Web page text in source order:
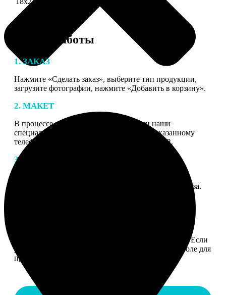
Этапы работы
1. ЗАКАЗ
Нажмите «Сделать заказ», выберите тип продукции,
загрузите фотографии, нажмите «Добавить в корзину».
2. МАКЕТ
В процессе подготовки заказа к печати наши
специалисты могут связаться с Вами по указанному
телефону или email для согласования деталей.
3. ИЗГОТОВЛЕНИЕ
получите подтверждение на email с описанием заказа.
Введите адрес и выберите способ доставки заказа. Если
у вас есть промокод, введите его в специальное поле для
промокода.